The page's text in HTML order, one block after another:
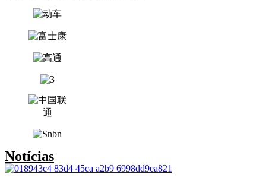
Notícias